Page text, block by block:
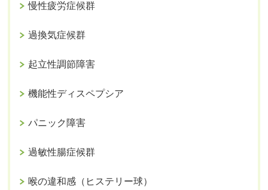
慢性疲労症候群
過換気症候群
起立性調節障害
機能性ディスペプシア
パニック障害
過敏性腸症候群
喉の違和感（ヒステリー球）